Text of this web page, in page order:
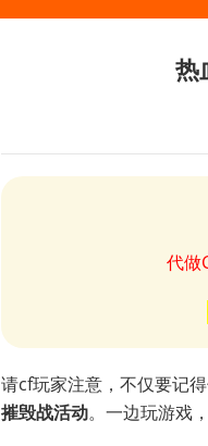
热
代做
请cf玩家注意，不仅要记
摧毁战活动。一边玩游戏